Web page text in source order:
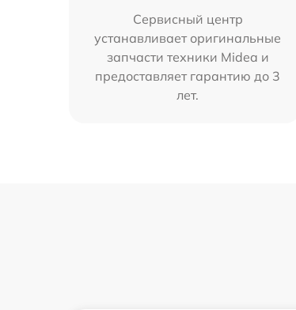
Сервисный центр
устанавливает оригинальные
запчасти техники Midea и
предоставляет гарантию до 3
лет.